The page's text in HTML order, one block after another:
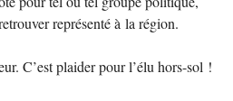
représenté à la région.
C’est plaider pour l’élu hors-sol !